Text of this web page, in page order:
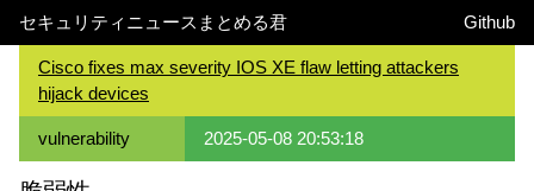
セキュリティニュースまとめる君 Github
Cisco fixes max severity IOS XE flaw letting attackers
hijack devices
vulnerability 2025-05-08 20:53:18